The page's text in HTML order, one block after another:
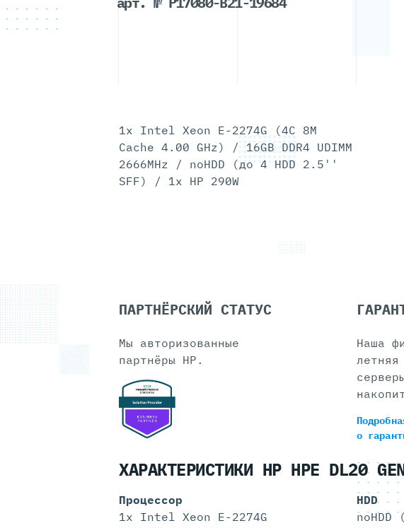
1x Intel Xeon E-2274G (4C 8M
Cache 4.00 GHz) / 16GB DDR4 UDIMM
2666MHz / noHDD (до 4 HDD 2.5''
SFF) / 1x HP 290W
ПАРТНЁРСКИЙ СТАТУС
Мы авторизованные
партнёры HP.
Наша
о
ХАРАКТЕРИСТИКИ HP HPE DL20
Процессор
1x Intel Xeon E-2274G
HDD